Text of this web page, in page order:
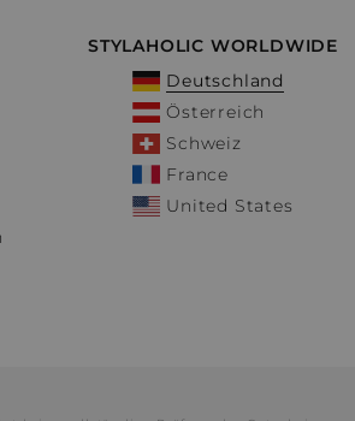
STYLAHOLIC WORLDWIDE
Deutschland
Österreich
Schweiz
France
United States